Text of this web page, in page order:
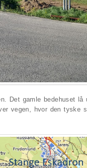
Det gamle bedehuset
vegen, hvor den